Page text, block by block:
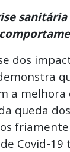
dos
a melhora
queda
Covid-